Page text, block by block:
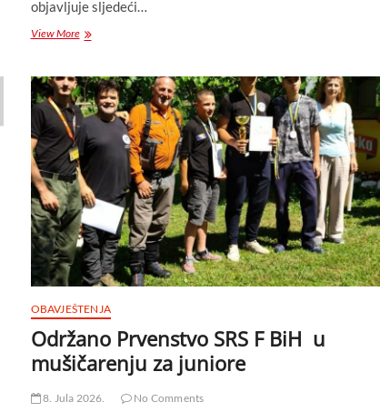
objavljuje sljedeći…
View MorePoziv
na
Kupu
BiH
za
seniore
(ekipno)
u
lovu
ribe
sa
hranilicom
–
Feeder
OBAVJEŠTENJA
Održano Prvenstvo SRS F BiH u
mušičarenju za juniore
8. Jula 2026. No Comments